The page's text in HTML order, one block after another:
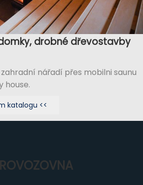
drobné dřevostavby
nářadí přes mobilni saunu
house.
katalogu <<